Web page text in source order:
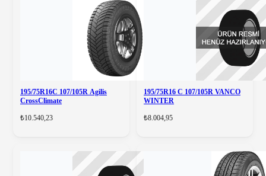
195/75R16C 107/105R Agilis
CrossClimate
₺10.540,23
195/75R16 C 107/105R VANCO
WINTER
₺8.004,95